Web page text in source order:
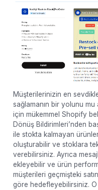
Müşterilerinizin en
sağlamanın bir yolunu mu
için mükemmel Shopify
Dönüş Bildirimleri’nden
ile stokta kalmayan
oluşturabilir ve stoklara
verebilirsiniz. Ayrıca
ekleyebilir ve ürün
müşterileri geçmişteki
göre hedefleyebilirsiniz.